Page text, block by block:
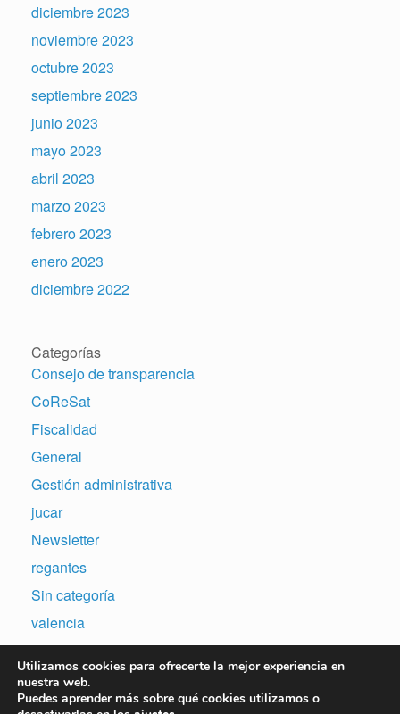
diciembre 2023
noviembre 2023
octubre 2023
septiembre 2023
junio 2023
mayo 2023
abril 2023
marzo 2023
febrero 2023
enero 2023
diciembre 2022
Categorías
Consejo de transparencia
CoReSat
Fiscalidad
General
Gestión administrativa
jucar
Newsletter
regantes
Sin categoría
valencia
Utilizamos cookies para ofrecerte la mejor experiencia en
nuestra web.
Puedes aprender más sobre qué cookies utilizamos o